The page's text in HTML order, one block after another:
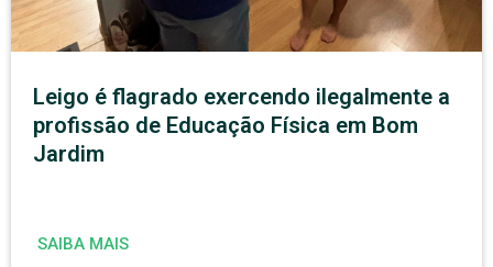
Leigo é flagrado exercendo ilegalmente a
profissão de Educação Física em Bom
Jardim
SAIBA MAIS